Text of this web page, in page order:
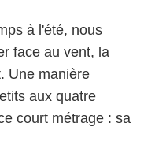
à l'été, nous
face au vent, la
Une manière
aux quatre
court métrage : sa
Reserved.